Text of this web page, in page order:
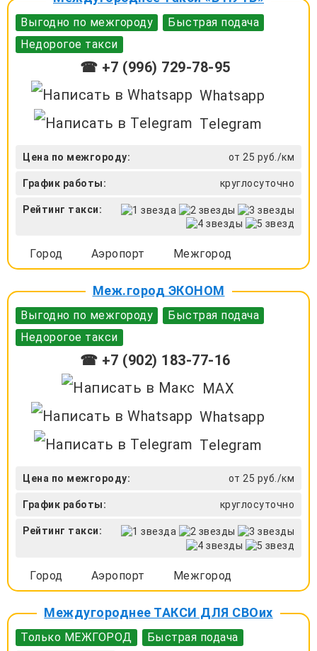
Выгодно по межгороду
Быстрая подача
Недорогое такси
☎ +7 (996) 729-78-95
Whatsapp
Telegram
Цена по межгороду: от 25 руб./км
График работы: круглосуточно
Рейтинг такси:
Город Аэропорт Межгород
Меж.город ЭКОНОМ
Выгодно по межгороду
Быстрая подача
Недорогое такси
☎ +7 (902) 183-77-16
MAX
Whatsapp
Telegram
Цена по межгороду: от 25 руб./км
График работы: круглосуточно
Рейтинг такси:
Город Аэропорт Межгород
Междугороднее ТАКСИ ДЛЯ СВОих
Только МЕЖГОРОД
Быстрая подача